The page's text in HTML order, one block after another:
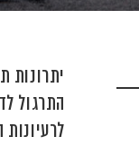
יתרונות